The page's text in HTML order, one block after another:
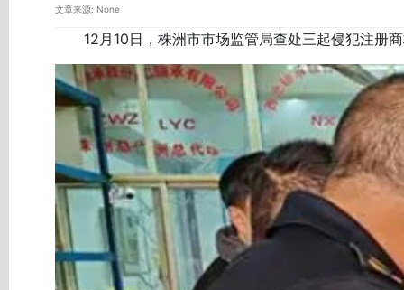
文章来源: None
12月10日，株洲市市场监管局查处三起侵犯注册